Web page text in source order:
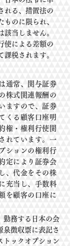
れる、措置法の
ものに 限られ、
該当しません。
使による差額の
課税されます。
通常、関与証券
株式関連報酬の
ますので、証券
くる顧客口座明
権・権利行使関
れてい ます。一
ションの権利行
定により証券会
、代金をその株
充当し、 手数料
を顧客の口座に
務する日本の会
泉徴収票に表記さ
トック オプション